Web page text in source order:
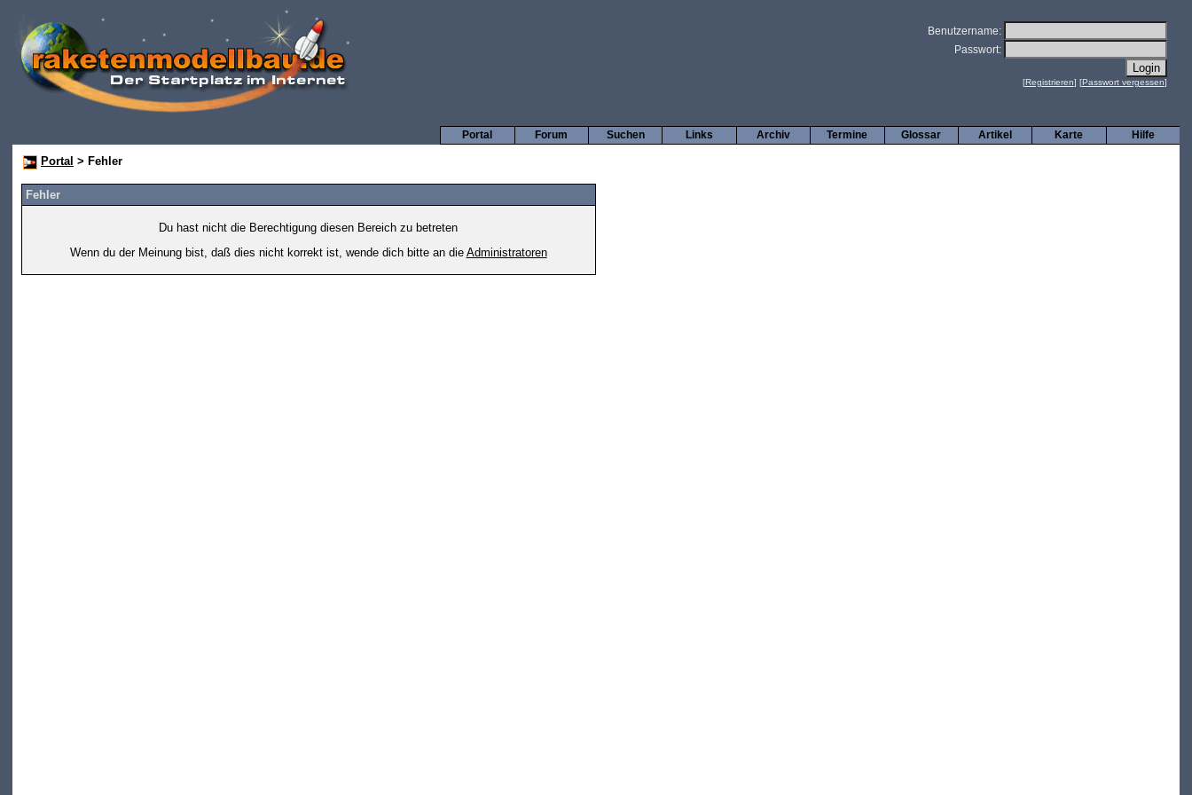
Benutzername:
Passwort:
[Registrieren] [Passwort vergessen]
Hilfe
Karte
Artikel
Glossar
Termine
Archiv
Links
Suchen
Forum
Portal
Portal > Fehler
Fehler
Du hast nicht die Berechtigung diesen Bereich zu betreten
Wenn du der Meinung bist, daß dies nicht korrekt ist, wende dich bitte an die Administratoren